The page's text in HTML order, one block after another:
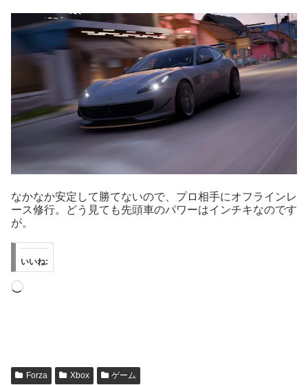
なかなか安定して勝てないので、プロ相手にオフラインレ
ース修行。どう見ても先頭車のパワーはインチキなのです
が。
いいね:
読
Forza Xbox ゲーム